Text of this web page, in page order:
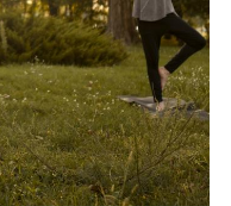
Instagram
Flick TikTok